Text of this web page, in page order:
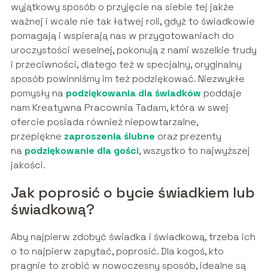
wyjątkowy sposób o przyjęcie na siebie tej jakże
ważnej i wcale nie tak łatwej roli, gdyż to świadkowie
pomagają i wspierają nas w przygotowaniach do
uroczystości weselnej, pokonują z nami wszelkie trudy
i przeciwności, dlatego też w specjalny, oryginalny
sposób powinniśmy im też podziękować. Niezwykłe
pomysły na podziękowania dla świadków poddaje
nam Kreatywna Pracownia Tadam, która w swej
ofercie posiada również niepowtarzalne,
przepiękne zaproszenia ślubne oraz prezenty
na podziękowanie dla gości, wszystko to najwyższej
jakości.
Jak poprosić o bycie świadkiem lub
świadkową?
Aby najpierw zdobyć świadka i świadkową, trzeba ich
o to najpierw zapytać, poprosić. Dla kogoś, kto
pragnie to zrobić w nowoczesny sposób, idealne są